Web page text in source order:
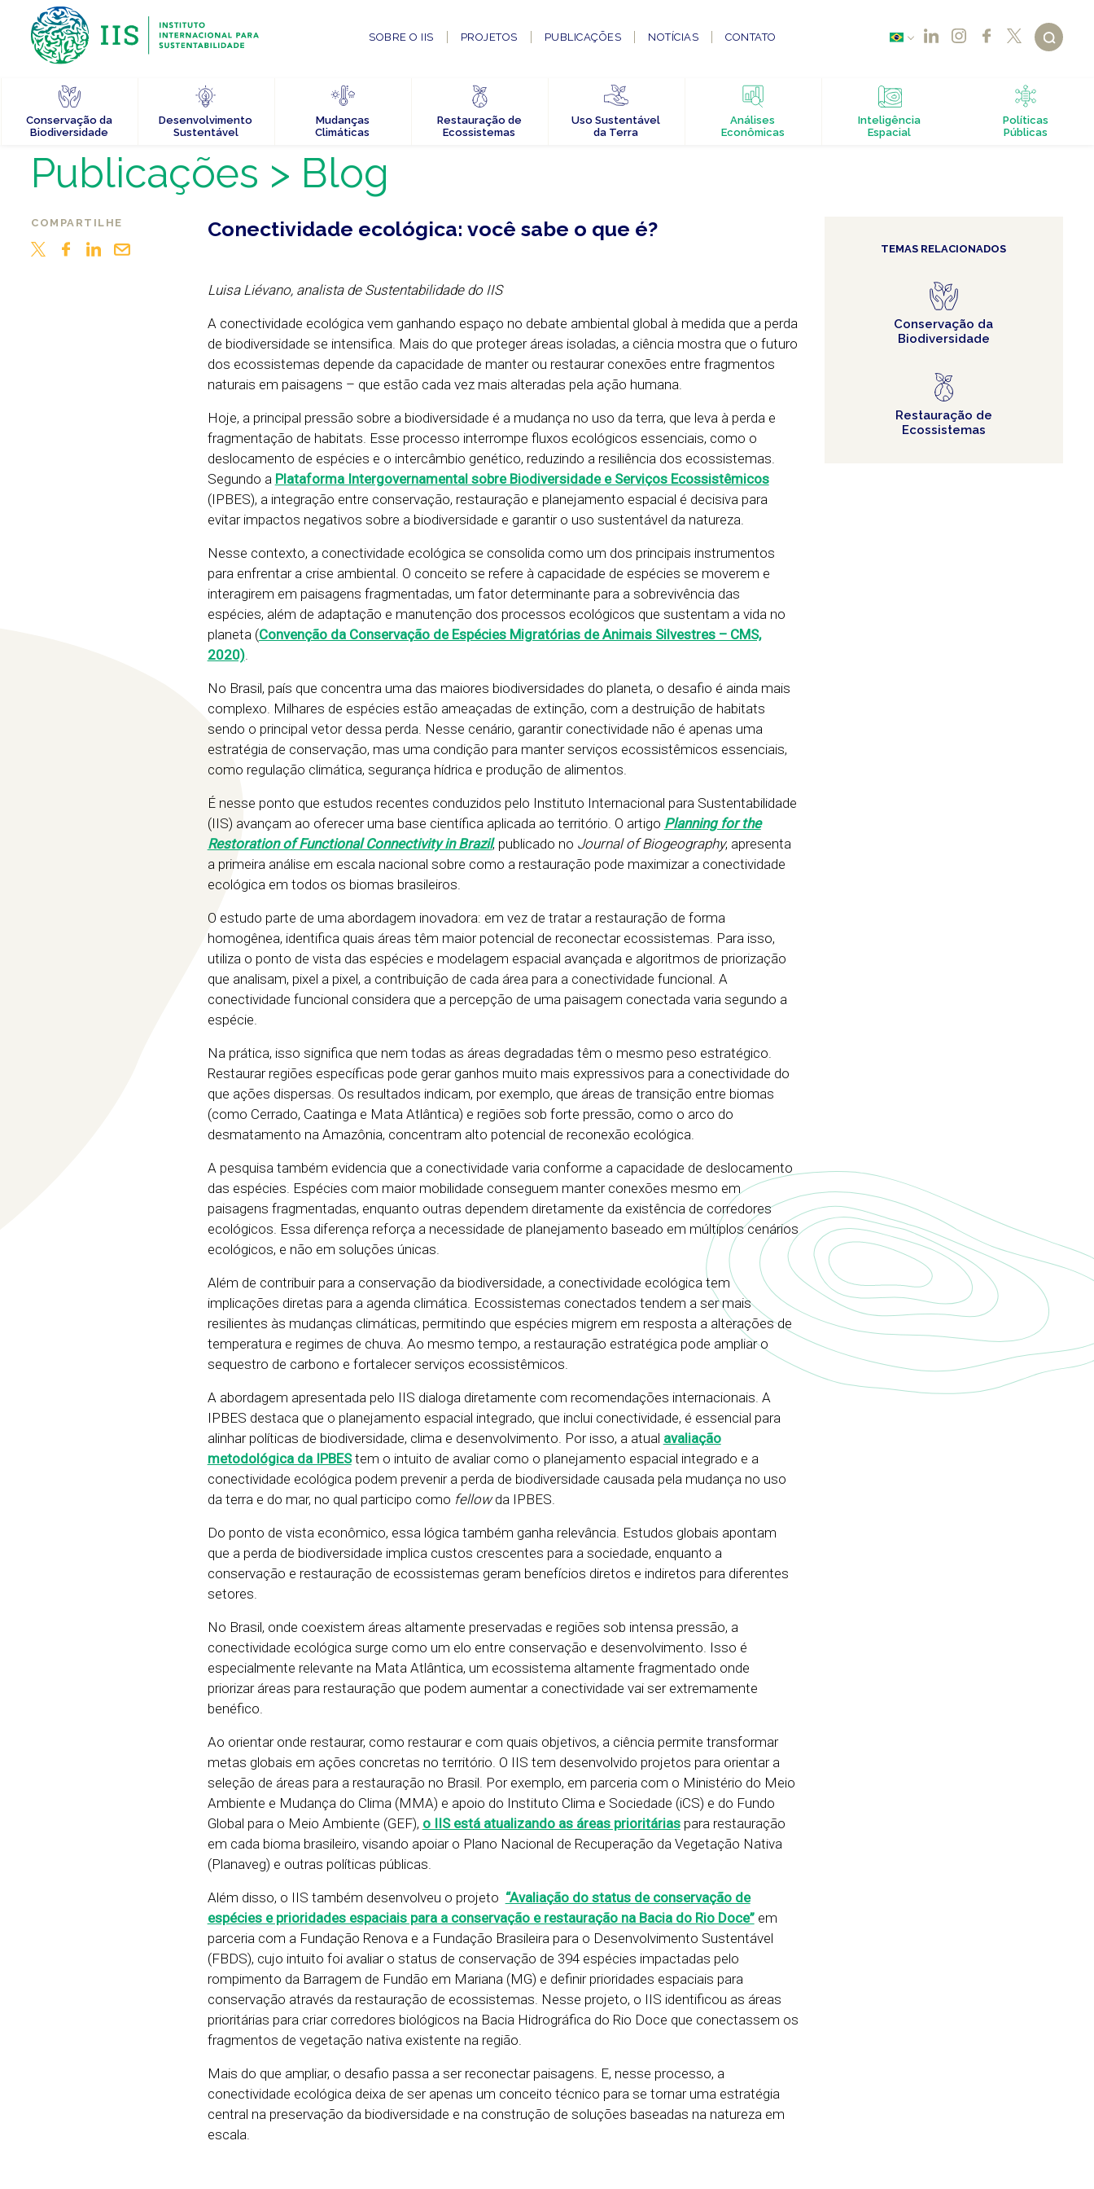
SOBRE O IIS PROJETOS PUBLICAÇÕES NOTÍCIAS CONTATO
Conservação da
Biodiversidade
Desenvolvimento
Sustentável
Mudanças
Climáticas
Restauração de
Ecossistemas
Uso Sustentável
da Terra
Análises
Econômicas
Inteligência
Espacial
Políticas
Públicas
Publicações > Blog
COMPARTILHE Conectividade ecológica: você sabe o que é?
Luisa Liévano, analista de Sustentabilidade do IIS
A conectividade ecológica vem ganhando espaço no debate ambiental global à medida que a perda
de biodiversidade se intensifica. Mais do que proteger áreas isoladas, a ciência mostra que o futuro
dos ecossistemas depende da capacidade de manter ou restaurar conexões entre fragmentos
naturais em paisagens – que estão cada vez mais alteradas pela ação humana.
Hoje, a principal pressão sobre a biodiversidade é a mudança no uso da terra, que leva à perda e
fragmentação de habitats. Esse processo interrompe fluxos ecológicos essenciais, como o
deslocamento de espécies e o intercâmbio genético, reduzindo a resiliência dos ecossistemas.
Segundo a Plataforma Intergovernamental sobre Biodiversidade e Serviços Ecossistêmicos
(IPBES), a integração entre conservação, restauração e planejamento espacial é decisiva para
evitar impactos negativos sobre a biodiversidade e garantir o uso sustentável da natureza.
Nesse contexto, a conectividade ecológica se consolida como um dos principais instrumentos
para enfrentar a crise ambiental. O conceito se refere à capacidade de espécies se moverem e
interagirem em paisagens fragmentadas, um fator determinante para a sobrevivência das
espécies, além de adaptação e manutenção dos processos ecológicos que sustentam a vida no
planeta (Convenção da Conservação de Espécies Migratórias de Animais Silvestres – CMS,
2020).
No Brasil, país que concentra uma das maiores biodiversidades do planeta, o desafio é ainda mais
complexo. Milhares de espécies estão ameaçadas de extinção, com a destruição de habitats
sendo o principal vetor dessa perda. Nesse cenário, garantir conectividade não é apenas uma
estratégia de conservação, mas uma condição para manter serviços ecossistêmicos essenciais,
como regulação climática, segurança hídrica e produção de alimentos.
É nesse ponto que estudos recentes conduzidos pelo Instituto Internacional para Sustentabilidade
(IIS) avançam ao oferecer uma base científica aplicada ao território. O artigo Planning for the
Restoration of Functional Connectivity in Brazil, publicado no Journal of Biogeography, apresenta
a primeira análise em escala nacional sobre como a restauração pode maximizar a conectividade
ecológica em todos os biomas brasileiros.
O estudo parte de uma abordagem inovadora: em vez de tratar a restauração de forma
homogênea, identifica quais áreas têm maior potencial de reconectar ecossistemas. Para isso,
utiliza o ponto de vista das espécies e modelagem espacial avançada e algoritmos de priorização
que analisam, pixel a pixel, a contribuição de cada área para a conectividade funcional. A
conectividade funcional considera que a percepção de uma paisagem conectada varia segundo a
espécie.
Na prática, isso significa que nem todas as áreas degradadas têm o mesmo peso estratégico.
Restaurar regiões específicas pode gerar ganhos muito mais expressivos para a conectividade do
que ações dispersas. Os resultados indicam, por exemplo, que áreas de transição entre biomas
(como Cerrado, Caatinga e Mata Atlântica) e regiões sob forte pressão, como o arco do
desmatamento na Amazônia, concentram alto potencial de reconexão ecológica.
A pesquisa também evidencia que a conectividade varia conforme a capacidade de deslocamento
das espécies. Espécies com maior mobilidade conseguem manter conexões mesmo em
paisagens fragmentadas, enquanto outras dependem diretamente da existência de corredores
ecológicos. Essa diferença reforça a necessidade de planejamento baseado em múltiplos cenários
ecológicos, e não em soluções únicas.
Além de contribuir para a conservação da biodiversidade, a conectividade ecológica tem
implicações diretas para a agenda climática. Ecossistemas conectados tendem a ser mais
resilientes às mudanças climáticas, permitindo que espécies migrem em resposta a alterações de
temperatura e regimes de chuva. Ao mesmo tempo, a restauração estratégica pode ampliar o
sequestro de carbono e fortalecer serviços ecossistêmicos.
A abordagem apresentada pelo IIS dialoga diretamente com recomendações internacionais. A
IPBES destaca que o planejamento espacial integrado, que inclui conectividade, é essencial para
alinhar políticas de biodiversidade, clima e desenvolvimento. Por isso, a atual avaliação
metodológica da IPBEStem o intuito de avaliar como o planejamento espacial integrado e a
conectividade ecológica podem prevenir a perda de biodiversidade causada pela mudança no uso
da terra e do mar, no qual participo como fellowda IPBES.
Do ponto de vista econômico, essa lógica também ganha relevância. Estudos globais apontam
que a perda de biodiversidade implica custos crescentes para a sociedade, enquanto a
conservação e restauração de ecossistemas geram benefícios diretos e indiretos para diferentes
setores.
No Brasil, onde coexistem áreas altamente preservadas e regiões sob intensa pressão, a
conectividade ecológica surge como um elo entre conservação e desenvolvimento. Isso é
especialmente relevante na Mata Atlântica, um ecossistema altamente fragmentado onde
priorizar áreas para restauração que podem aumentar a conectividade vai ser extremamente
benéfico.
Ao orientar onde restaurar, como restaurar e com quais objetivos, a ciência permite transformar
metas globais em ações concretas no território. O IIS tem desenvolvido projetos para orientar a
seleção de áreas para a restauração no Brasil. Por exemplo, em parceria com o Ministério do Meio
Ambiente e Mudança do Clima (MMA) e apoio do Instituto Clima e Sociedade (iCS) e do Fundo
Global para o Meio Ambiente (GEF), o IIS está atualizando as áreas prioritáriaspara restauração
em cada bioma brasileiro, visando apoiar o Plano Nacional de Recuperação da Vegetação Nativa
(Planaveg) e outras políticas públicas.
Além disso, o IIS também desenvolveu o projeto “Avaliação do status de conservação de
espécies e prioridades espaciais para a conservação e restauração na Bacia do Rio Doce”em
parceria com a Fundação Renova e a Fundação Brasileira para o Desenvolvimento Sustentável
(FBDS), cujo intuito foi avaliar o status de conservação de 394 espécies impactadas pelo
rompimento da Barragem de Fundão em Mariana (MG) e definir prioridades espaciais para
conservação através da restauração de ecossistemas. Nesse projeto, o IIS identificou as áreas
prioritárias para criar corredores biológicos na Bacia Hidrográfica do Rio Doce que conectassem os
fragmentos de vegetação nativa existente na região.
Mais do que ampliar, o desafio passa a ser reconectar paisagens. E, nesse processo, a
conectividade ecológica deixa de ser apenas um conceito técnico para se tornar uma estratégia
central na preservação da biodiversidade e na construção de soluções baseadas na natureza em
escala.
TEMAS RELACIONADOS
Conservação da
Biodiversidade
Restauração de
Ecossistemas